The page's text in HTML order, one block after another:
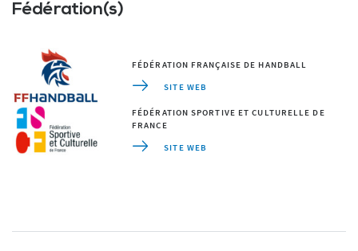
Fédération(s)
FÉDÉRATION FRANÇAISE DE HANDBALL
SITE WEB
FÉDÉRATION SPORTIVE ET CULTURELLE DE
FRANCE
SITE WEB